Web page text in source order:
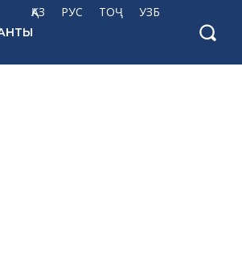
ҚАЗ РУС ТОҶ УЗБ